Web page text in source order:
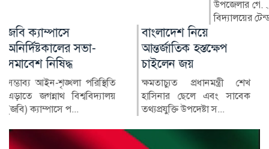
উপজেলার গোহাইলবাড়ী মাধ্যমিক
বিদ্যালয়ের টেন্ডারের বাইরে থা...
বাংলাদেশ নিয়ে
আন্তর্জাতিক হস্তক্ষেপ
চাইলেন জয়
ক্ষমতাচ্যুত প্রধানমন্ত্রী শেখ
হাসিনার ছেলে এবং সাবেক
তথ্যপ্রযুক্তি উপদেষ্টা স...
গণভোট নিয়ে বিভ্রান্তি,
সিদ্ধান্ত নেবে সংসদ:
তথ্যমন্ত্রী
গণভোট নিয়ে একটি মহল
বিভ্রান্তিকর ব্যাখ্যা দিচ্ছে বলে
মন্তব্য করেছেন তথ্য ও সম...